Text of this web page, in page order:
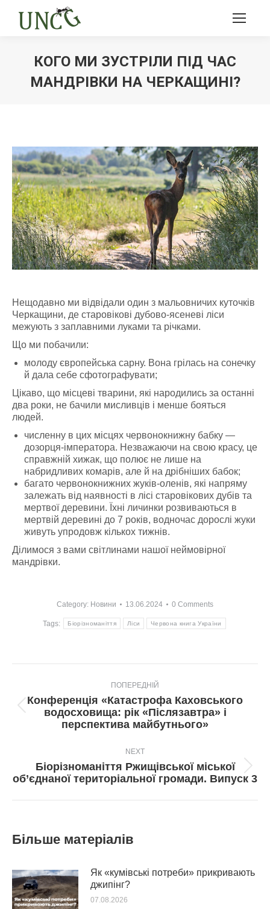
КОГО МИ ЗУСТРІЛИ ПІД ЧАС
МАНДРІВКИ НА ЧЕРКАЩИНІ?
Нещодавно ми відвідали один з мальовничих куточків
Черкащини, де старовікові дубово-ясеневі ліси
межують з заплавними луками та річками.
Що ми побачили:
молоду європейська сарну. Вона грілась на сонечку
й дала себе сфотографувати;
Цікаво, що місцеві тварини, які народились за останні
два роки, не бачили мисливців і менше бояться
людей.
численну в цих місцях червонокнижну бабку —
дозорця-імператора. Незважаючи на свою красу, це
справжній хижак, що полює не лише на
набридливих комарів, але й на дрібніших бабок;
багато червонокнижних жуків-оленів, які напряму
залежать від наявності в лісі старовікових дубів та
мертвої деревини. Їхні личинки розвиваються в
мертвій деревині до 7 років, водночас дорослі жуки
живуть упродовж кількох тижнів.
Ділимося з вами світлинами нашої неймовірної
мандрівки.
Category: Новини 13.06.2024 0 Comments
Tags: Біорізноманіття Ліси Червона книга України
ПОПЕРЕДНІЙ
Попередній
пост:
Конференція «Катастрофа Каховського
водосховища: рік «Післязавтра» і
перспектива майбутнього»
NEXT
Next
post:
Біорізноманіття Ржищівської міської
об’єднаної територіальної громади. Випуск 3
Більше матеріалів
Як «кумівські потреби» прикривають
джипінг?
07.08.2026